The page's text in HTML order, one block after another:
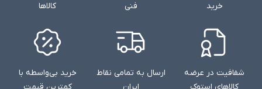
خرید
فنی
کالاها
شفافیت در عرضه
ارسال به تمامی نقاط
خرید بی‌واسطه با